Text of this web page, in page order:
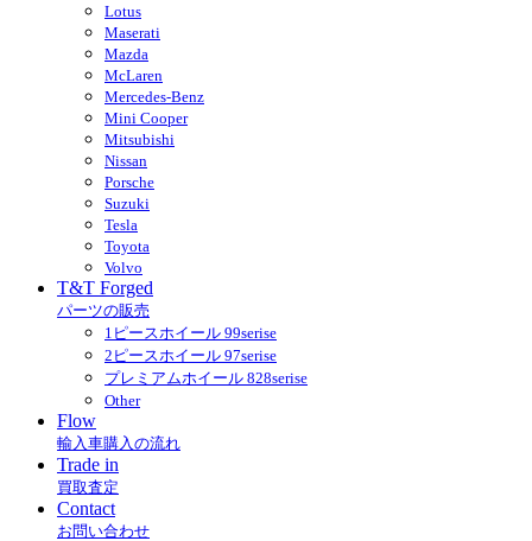
Lotus
Maserati
Mazda
McLaren
Mercedes-Benz
Mini Cooper
Mitsubishi
Nissan
Porsche
Suzuki
Tesla
Toyota
Volvo
T&T Forged
パーツの販売
1ピースホイール 99serise
2ピースホイール 97serise
プレミアムホイール 828serise
Other
Flow
輸入車購入の流れ
Trade in
買取査定
Contact
お問い合わせ